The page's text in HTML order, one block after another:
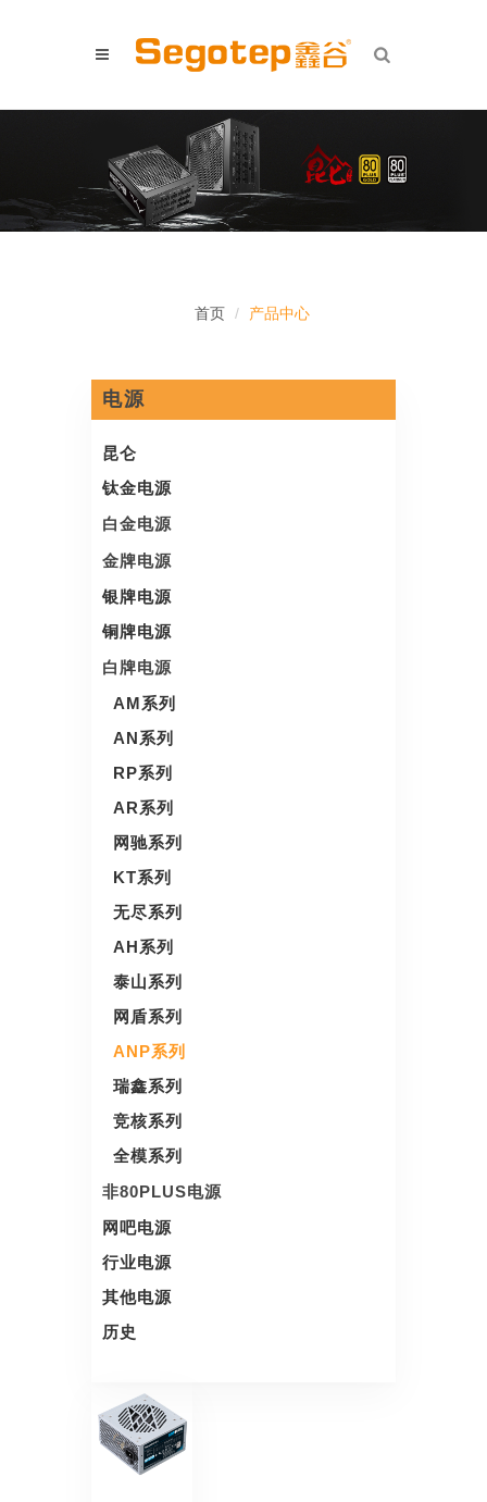
首页 产品中心
电源
昆仑
钛金电源
白金电源
金牌电源
银牌电源
铜牌电源
白牌电源
AM系列
AN系列
RP系列
AR系列
网驰系列
KT系列
无尽系列
AH系列
泰山系列
网盾系列
ANP系列
瑞鑫系列
竞核系列
全模系列
非80PLUS电源
网吧电源
行业电源
其他电源
历史